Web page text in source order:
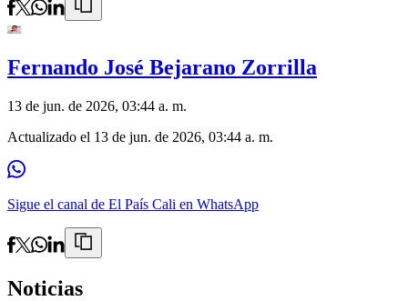
Fernando José Bejarano Zorrilla
13 de jun. de 2026, 03:44 a. m.
Actualizado el 13 de jun. de 2026, 03:44 a. m.
Sigue el canal de El País Cali en WhatsApp
Noticias